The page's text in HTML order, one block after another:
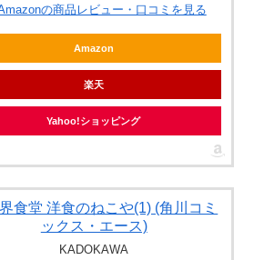
の商品レビュー・口コミを見る
Amazon
楽天
Yahoo!ショッピング
食堂 洋食のねこや(1) (角川コミ
ックス・エース)
KADOKAWA